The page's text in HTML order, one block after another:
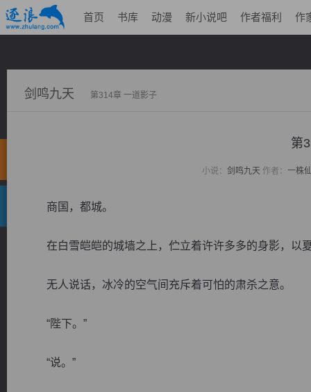
首页 书库 动漫 新小说吧 作者福利 作
剑鸣九天 第314章 一道影子
第
小说： 剑鸣九天 作者： 一株
商国，都城。
在白雪皑皑的城墙之上，伫立着许许多多的身影，以
无人说话，冰冷的空气间充斥着可怕的肃杀之意。
“陛下。”
“说。”